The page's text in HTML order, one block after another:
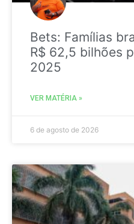
Bets: Famílias
R$ 62,5 bilhões
2025
VER MATÉRIA »
6 de agosto de 2026